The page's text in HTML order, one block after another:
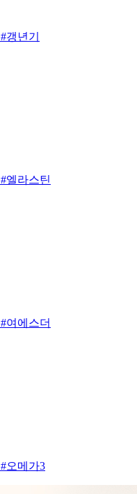
#갱년기
#엘라스틴
#여에스더
#오메가3